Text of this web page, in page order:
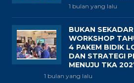
1 bulan yang lalu
BUKAN
WORKSHOP
4 PAKEM BIDIK
DAN STRATEGI
MENUJU TKA
1 bulan yang lalu